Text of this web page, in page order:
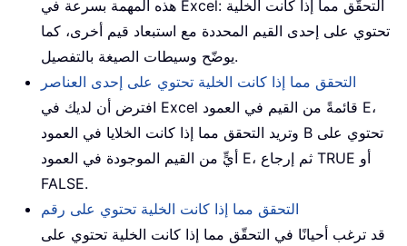
هذه المهمة بسرعة في Excel: التحقّق مما إذا كانت الخلية
تحتوي على إحدى القيم المحددة مع استبعاد قيم أخرى، كما
يوضّح وسيطات الصيغة بالتفصيل.
التحقق مما إذا كانت الخلية تحتوي على إحدى العناصر
افترض أن لديك في Excel قائمةً من القيم في العمود E،
وتريد التحقق مما إذا كانت الخلايا في العمود B تحتوي على
أيٍّ من القيم الموجودة في العمود E، ثم إرجاع TRUE أو
FALSE.
التحقق مما إذا كانت الخلية تحتوي على رقم
قد ترغب أحيانًا في التحقّق مما إذا كانت الخلية تحتوي على